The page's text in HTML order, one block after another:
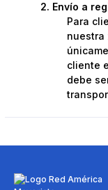
Envío a
Para
nuestra
cliente
debe